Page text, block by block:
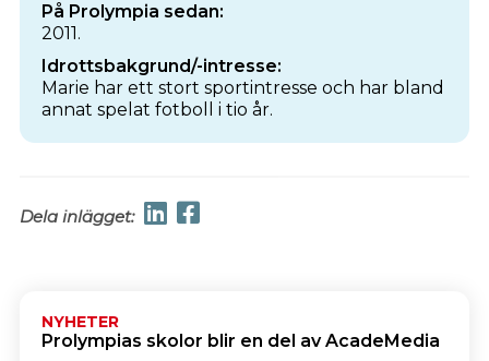
På Prolympia sedan:
2011.
Idrottsbakgrund/-intresse:
Marie har ett stort sportintresse och har bland
annat spelat fotboll i tio år.
Dela inlägget:
NYHETER
Prolympias skolor blir en del av AcadeMedia